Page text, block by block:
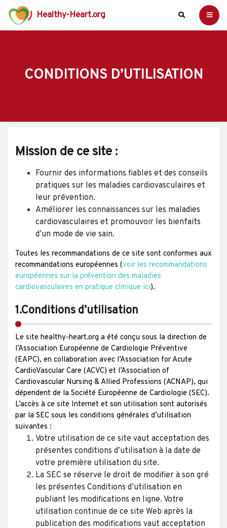
Healthy-Heart.org
CONDITIONS D’UTILISATION
Mission de ce site :
Fournir des informations fiables et des conseils
pratiques sur les maladies cardiovasculaires et
leur prévention.
Améliorer les connaissances sur les maladies
cardiovasculaires et promouvoir les bienfaits
d’un mode de vie sain.
Toutes les recommandations de ce site sont conformes aux
recommandations européennes (voir les recommandations
européennes sur la prévention des maladies
cardiovasculaires en pratique clinique ici).
1.Conditions d’utilisation
Le site healthy-heart.org a été conçu sous la direction de
l’Association Européenne de Cardiologie Préventive
(EAPC), en collaboration avec l’Association for Acute
CardioVascular Care (ACVC) et l’Association of
Cardiovascular Nursing & Allied Professions (ACNAP), qui
dépendent de la Société Européenne de Cardiologie (SEC).
L’accès à ce site Internet et son utilisation sont autorisés
par la SEC sous les conditions générales d’utilisation
suivantes :
Votre utilisation de ce site vaut acceptation des
présentes conditions d’utilisation à la date de
votre première utilisation du site.
La SEC se réserve le droit de modifier à son gré
les présentes Conditions d’utilisation en
publiant les modifications en ligne. Votre
utilisation continue de ce site Web après la
publication des modifications vaut acceptation